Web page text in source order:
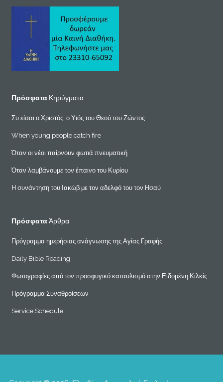
Πρόσφατα Κηρύγματα
Συ είσαι ο Χριστός, ο Υιός του Θεού του Ζώντος
When young people catch fire
Όταν οι νέοι παίρνουν φωτιά πνευματική
Όταν λαμβάνουμε τον έπαινο του Κυρίου
Η συνάντηση του Ιακώβ με τον αδελφό του τον Ησαύ
ΠρόσφαταΆρθρα
Πρόγραμμα ημερήσιας ανάγνωσης της Αγίας Γραφής
Daily Bible Reading
Φωτογραφίες από τον προσφυγικό καταυλισμό στην Ειδομένη Κιλκίς
Πρόγραμμα Συναθροίσεων
Service Schedule